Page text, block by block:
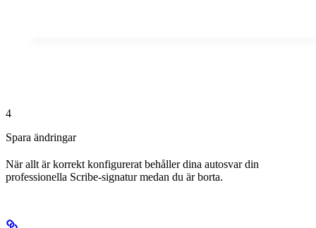
4
Spara ändringar
När allt är korrekt konfigurerat behåller dina autosvar din
professionella Scribe-signatur medan du är borta.